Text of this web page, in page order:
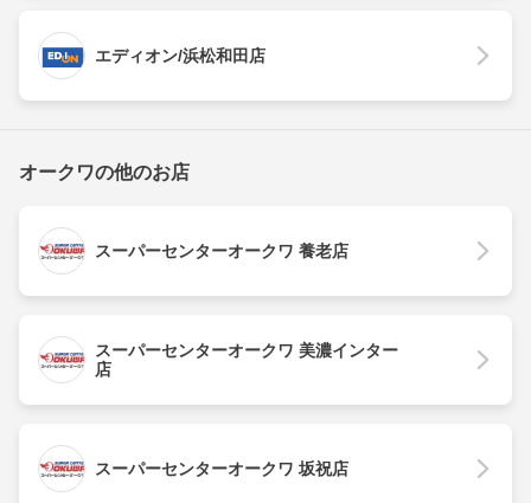
エディオン/浜松和田店
オークワの他のお店
スーパーセンターオークワ 養老店
スーパーセンターオークワ 美濃インター
店
スーパーセンターオークワ 坂祝店